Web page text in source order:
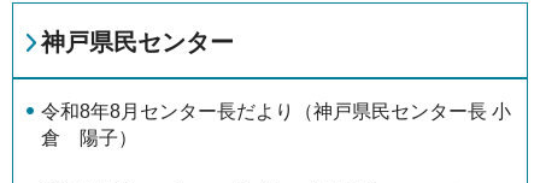
神戸県民センター
令和8年8月センター長だより（神戸県民センター長 小
倉 陽子）